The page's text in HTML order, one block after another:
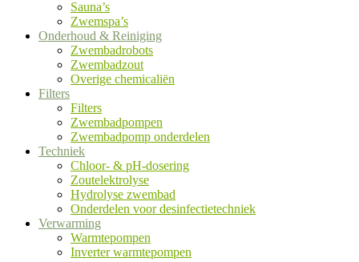
Sauna’s
Zwemspa’s
Onderhoud & Reiniging
Zwembadrobots
Zwembadzout
Overige chemicaliën
Filters
Filters
Zwembadpompen
Zwembadpomp onderdelen
Techniek
Chloor- & pH-dosering
Zoutelektrolyse
Hydrolyse zwembad
Onderdelen voor desinfectietechniek
Verwarming
Warmtepompen
Inverter warmtepompen